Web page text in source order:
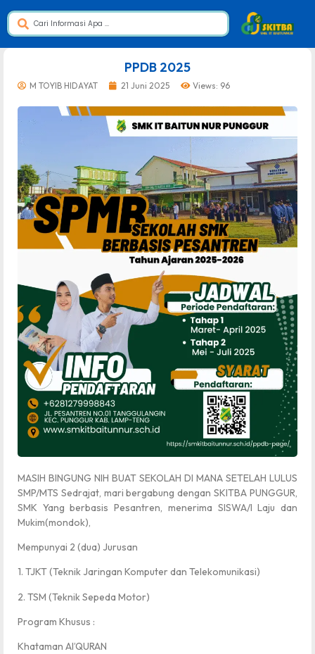
PPDB 2025
M TOYIB HIDAYAT 21 Juni 2025 Views: 96
MASIH BINGUNG NIH BUAT SEKOLAH DI MANA SETELAH LULUS
SMP/MTS Sedrajat, mari bergabung dengan SKITBA PUNGGUR,
SMK Yang berbasis Pesantren, menerima SISWA/I Laju dan
Mukim(mondok),
Mempunyai 2 (dua) Jurusan
1. TJKT (Teknik Jaringan Komputer dan Telekomunikasi)
2. TSM (Teknik Sepeda Motor)
Program Khusus :
Khataman Al’QURAN